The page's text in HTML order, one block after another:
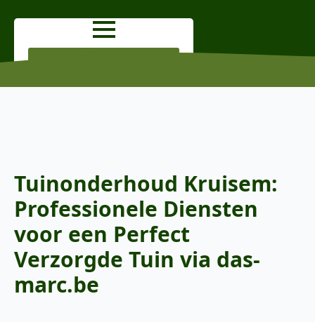
Tuinonderhoud Kruisem:
Professionele Diensten
voor een Perfect
Verzorgde Tuin via das-
marc.be